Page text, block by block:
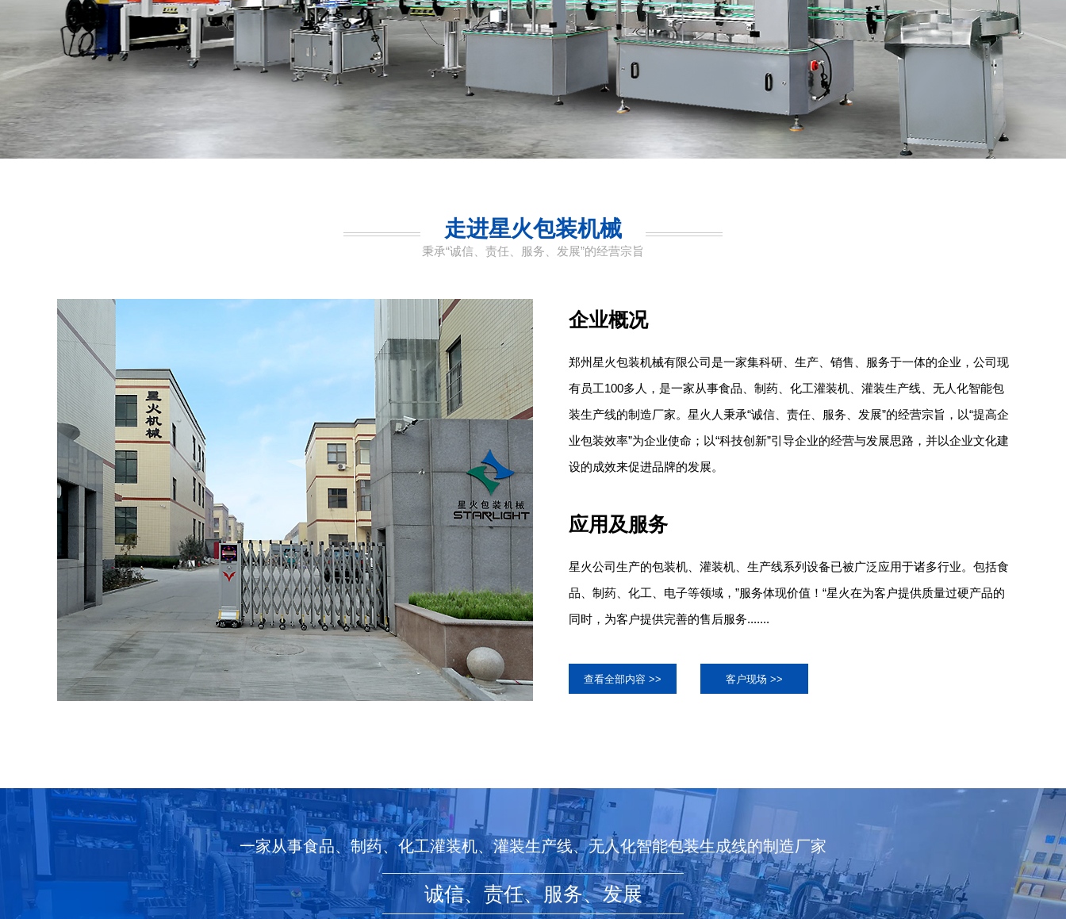
走进星火包装机械
秉承“诚信、责任、服务、发展”的经营宗旨
企业概况
郑州星火包装机械有限公司是一家集科研、生产、销售、服务于一体的企业，公司现
有员工100多人，是一家从事食品、制药、化工灌装机、灌装生产线、无人化智能包
装生产线的制造厂家。星火人秉承“诚信、责任、服务、发展”的经营宗旨，以“提高企
业包装效率”为企业使命；以“科技创新”引导企业的经营与发展思路，并以企业文化建
设的成效来促进品牌的发展。
应用及服务
星火公司生产的包装机、灌装机、生产线系列设备已被广泛应用于诸多行业。包括食
品、制药、化工、电子等领域，”服务体现价值！“星火在为客户提供质量过硬产品的
同时，为客户提供完善的售后服务.......
查看全部内容 >> 客户现场 >>
一家从事食品、制药、化工灌装机、灌装生产线、无人化智能包装生成线的制造厂家
诚信、责任、服务、发展